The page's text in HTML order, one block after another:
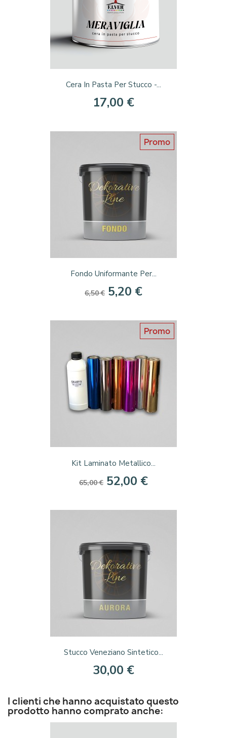
Cera In Pasta Per Stucco -...
17,00 €
Fondo Uniformante Per...
6,50 € 5,20 €
Promo
Kit Laminato Metallico...
65,00 € 52,00 €
Promo
Stucco Veneziano Sintetico...
30,00 €
I clienti che hanno acquistato questo
prodotto hanno comprato anche: